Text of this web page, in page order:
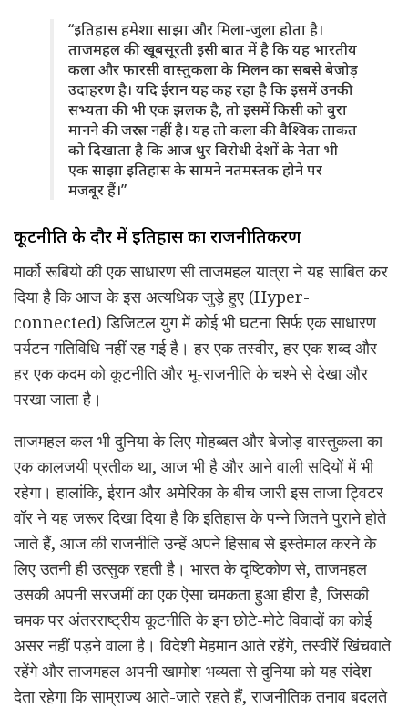
“इतिहास हमेशा साझा और मिला-जुला होता है।
ताजमहल की खूबसूरती इसी बात में है कि यह भारतीय
कला और फारसी वास्तुकला के मिलन का सबसे बेजोड़
उदाहरण है। यदि ईरान यह कह रहा है कि इसमें उनकी
सभ्यता की भी एक झलक है, तो इसमें किसी को बुरा
मानने की जरूरत नहीं है। यह तो कला की वैश्विक ताकत
को दिखाता है कि आज धुर विरोधी देशों के नेता भी
एक साझा इतिहास के सामने नतमस्तक होने पर
मजबूर हैं।”
कूटनीति के दौर में इतिहास का राजनीतिकरण
मार्को रूबियो की एक साधारण सी ताजमहल यात्रा ने यह साबित कर
दिया है कि आज के इस अत्यधिक जुड़े हुए (Hyper-
connected) डिजिटल युग में कोई भी घटना सिर्फ एक साधारण
पर्यटन गतिविधि नहीं रह गई है। हर एक तस्वीर, हर एक शब्द और
हर एक कदम को कूटनीति और भू-राजनीति के चश्मे से देखा और
परखा जाता है।
ताजमहल कल भी दुनिया के लिए मोहब्बत और बेजोड़ वास्तुकला का
एक कालजयी प्रतीक था, आज भी है और आने वाली सदियों में भी
रहेगा। हालांकि, ईरान और अमेरिका के बीच जारी इस ताजा ट्विटर
वॉर ने यह जरूर दिखा दिया है कि इतिहास के पन्ने जितने पुराने होते
जाते हैं, आज की राजनीति उन्हें अपने हिसाब से इस्तेमाल करने के
लिए उतनी ही उत्सुक रहती है। भारत के दृष्टिकोण से, ताजमहल
उसकी अपनी सरजमीं का एक ऐसा चमकता हुआ हीरा है, जिसकी
चमक पर अंतरराष्ट्रीय कूटनीति के इन छोटे-मोटे विवादों का कोई
असर नहीं पड़ने वाला है। विदेशी मेहमान आते रहेंगे, तस्वीरें खिंचवाते
रहेंगे और ताजमहल अपनी खामोश भव्यता से दुनिया को यह संदेश
देता रहेगा कि साम्राज्य आते-जाते रहते हैं, राजनीतिक तनाव बदलते